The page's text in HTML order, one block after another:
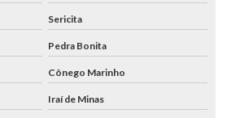
Sericita
Pedra Bonita
Cônego Marinho
Iraí de Minas